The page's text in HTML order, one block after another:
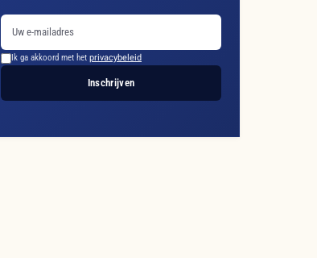
Ik ga akkoord met het privacybeleid
Inschrijven